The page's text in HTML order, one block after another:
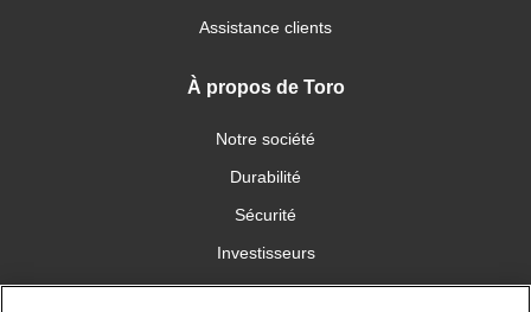
Assistance clients
À propos de Toro
Notre société
Durabilité
Sécurité
Investisseurs
Carrières